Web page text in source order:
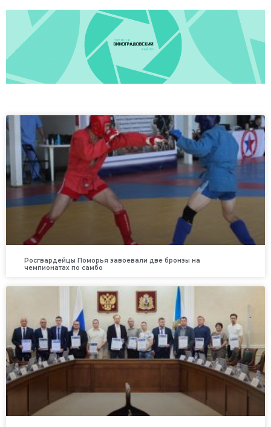
Росгвардейцы Поморья завоевали две бронзы на
чемпионатах по самбо